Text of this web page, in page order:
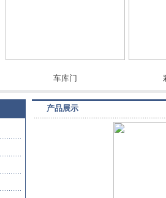
车库门 彩
产品展示